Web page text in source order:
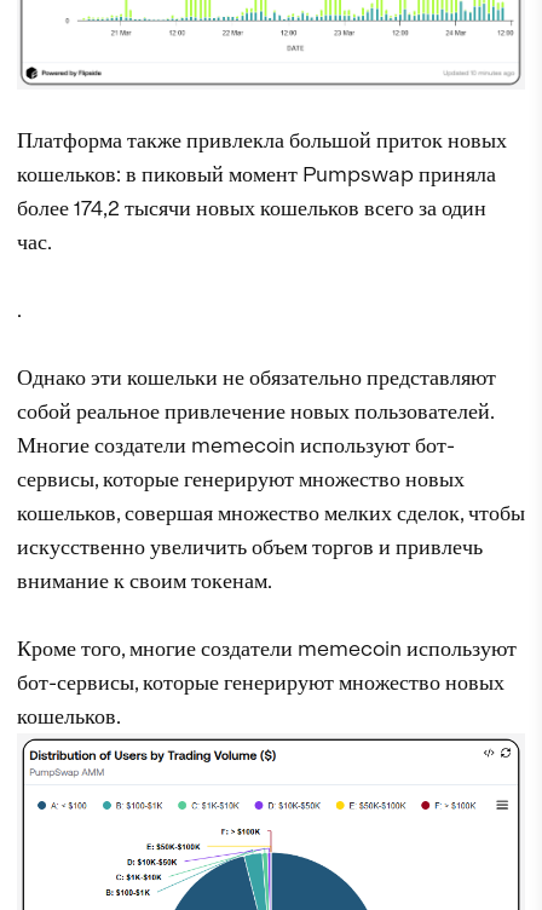
Платформа также привлекла большой приток новых
кошельков: в пиковый момент Pumpswap приняла
более 174,2 тысячи новых кошельков всего за один
час.
.
Однако эти кошельки не обязательно представляют
собой реальное привлечение новых пользователей.
Многие создатели memecoin используют бот-
сервисы, которые генерируют множество новых
кошельков, совершая множество мелких сделок, чтобы
искусственно увеличить объем торгов и привлечь
внимание к своим токенам.
Кроме того, многие создатели memecoin используют
бот-сервисы, которые генерируют множество новых
кошельков.